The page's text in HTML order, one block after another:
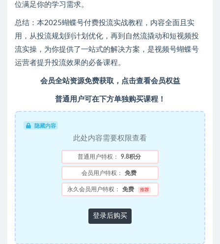
位满足你的学习需求。
总结：本2025蝴蝶号付费投流实战教程，内容全面且实
用，从投流规划到计划优化，再到自然流撬动和短视频投
流实操，为你提供了一站式的解决方案，是视频号蝴蝶号
运营者提升投流效果的必备课程。
会员全站资源免费获取，点击查看会员权益
普通用户可在下方单独购买课程！
隐藏内容
此处内容需要权限查看
普通用户特权： 9.8积分
会员用户特权： 免费
永久会员用户特权： 免费 推荐
登录后购买